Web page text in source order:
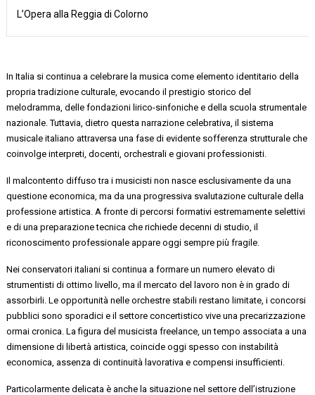
L’Opera alla Reggia di Colorno
In Italia si continua a celebrare la musica come elemento identitario della
propria tradizione culturale, evocando il prestigio storico del
melodramma, delle fondazioni lirico-sinfoniche e della scuola strumentale
nazionale. Tuttavia, dietro questa narrazione celebrativa, il sistema
musicale italiano attraversa una fase di evidente sofferenza strutturale che
coinvolge interpreti, docenti, orchestrali e giovani professionisti.
Il malcontento diffuso tra i musicisti non nasce esclusivamente da una
questione economica, ma da una progressiva svalutazione culturale della
professione artistica. A fronte di percorsi formativi estremamente selettivi
e di una preparazione tecnica che richiede decenni di studio, il
riconoscimento professionale appare oggi sempre più fragile.
Nei conservatori italiani si continua a formare un numero elevato di
strumentisti di ottimo livello, ma il mercato del lavoro non è in grado di
assorbirli. Le opportunità nelle orchestre stabili restano limitate, i concorsi
pubblici sono sporadici e il settore concertistico vive una precarizzazione
ormai cronica. La figura del musicista freelance, un tempo associata a una
dimensione di libertà artistica, coincide oggi spesso con instabilità
economica, assenza di continuità lavorativa e compensi insufficienti.
Particolarmente delicata è anche la situazione nel settore dell’istruzione